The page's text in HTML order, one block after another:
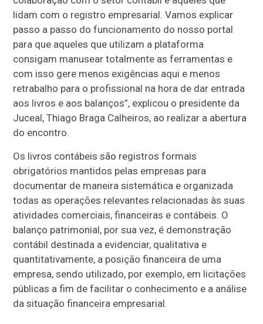
lidam com o registro empresarial. Vamos explicar
passo a passo do funcionamento do nosso portal
para que aqueles que utilizam a plataforma
consigam manusear totalmente as ferramentas e
com isso gere menos exigências aqui e menos
retrabalho para o profissional na hora de dar entrada
aos livros e aos balanços”, explicou o presidente da
Juceal, Thiago Braga Calheiros, ao realizar a abertura
do encontro.
Os livros contábeis são registros formais
obrigatórios mantidos pelas empresas para
documentar de maneira sistemática e organizada
todas as operações relevantes relacionadas às suas
atividades comerciais, financeiras e contábeis. O
balanço patrimonial, por sua vez, é demonstração
contábil destinada a evidenciar, qualitativa e
quantitativamente, a posição financeira de uma
empresa, sendo utilizado, por exemplo, em licitações
públicas a fim de facilitar o conhecimento e a análise
da situação financeira empresarial.